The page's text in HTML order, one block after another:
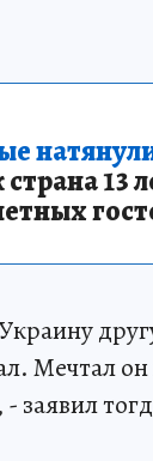
13
Мечтал